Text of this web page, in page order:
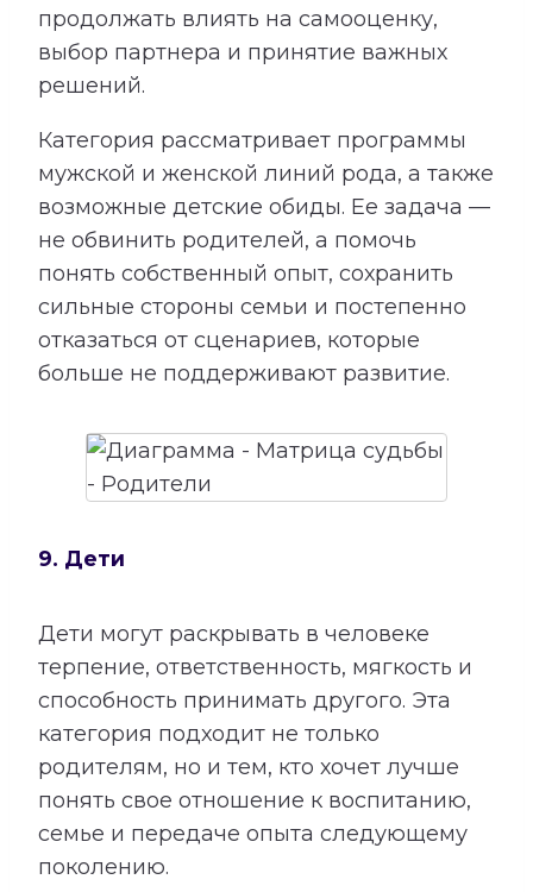
продолжать влиять на самооценку,
выбор партнера и принятие важных
решений.
Категория рассматривает программы
мужской и женской линий рода, а также
возможные детские обиды. Ее задача —
не обвинить родителей, а помочь
понять собственный опыт, сохранить
сильные стороны семьи и постепенно
отказаться от сценариев, которые
больше не поддерживают развитие.
9. Дети
Дети могут раскрывать в человеке
терпение, ответственность, мягкость и
способность принимать другого. Эта
категория подходит не только
родителям, но и тем, кто хочет лучше
понять свое отношение к воспитанию,
семье и передаче опыта следующему
поколению.